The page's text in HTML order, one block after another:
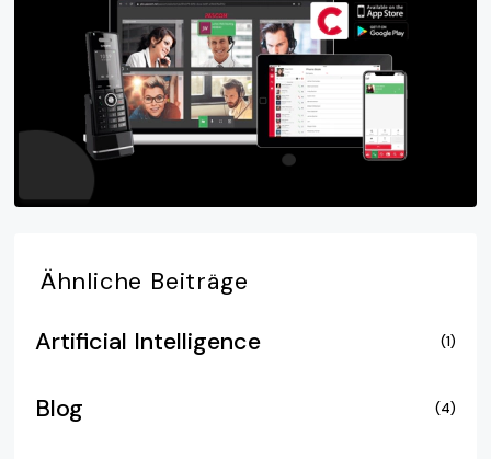
Ähnliche Beiträge
Artificial Intelligence
(1)
Blog (4)